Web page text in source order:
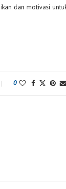
dan motivasi
0